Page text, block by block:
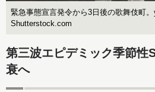
緊急事態宣言発令から3日後の歌舞伎町
Shutterstock.com
第三波エピデミック季節性
衰へ